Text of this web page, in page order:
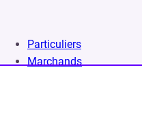
Particuliers
Marchands